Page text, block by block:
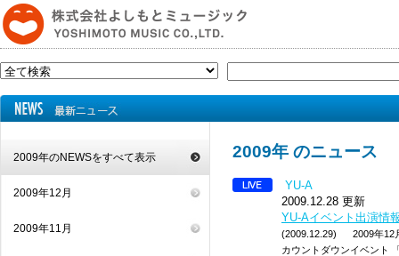
2009年のNEWSをすべて表示
2009年12月
2009年11月
2009年 のニュース
YU-A
2009.12.28 更新
YU-Aイベント出演情
(2009.12.29) 2009年12
カウントダウンイベント